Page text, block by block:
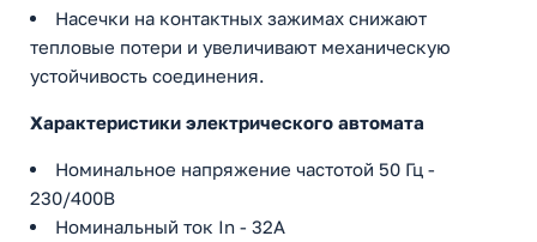
Насечки на контактных зажимах снижают
тепловые потери и увеличивают механическую
устойчивость соединения.
Характеристики электрического автомата
Номинальное напряжение частотой 50 Гц -
230/400В
Номинальный ток In - 32А